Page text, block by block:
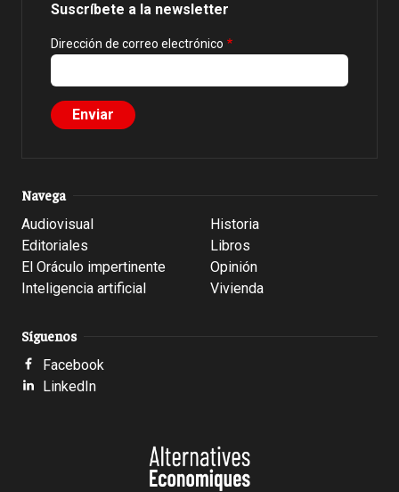
Suscríbete a la newsletter
Dirección de correo electrónico
Navega
Audiovisual
Editoriales
El Oráculo impertinente
Inteligencia artificial
Historia
Libros
Opinión
Vivienda
Síguenos
Facebook
LinkedIn